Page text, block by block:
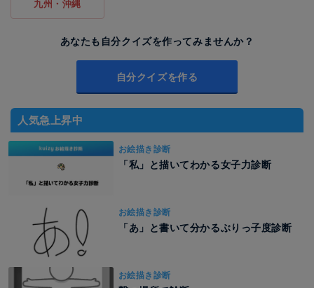
九州・沖縄
あなたも自分クイズを作ってみませんか？
自分クイズを作る
人気急上昇中
お絵描き診断
「私」と描いてわかる女子力診断
お絵描き診断
「あ」と書いて分かるぶりっ子度診断
お絵描き診断